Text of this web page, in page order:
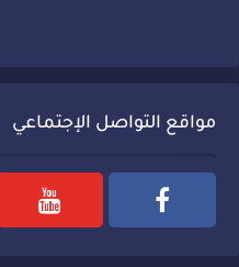
مواقع التواصل الإجتماعي